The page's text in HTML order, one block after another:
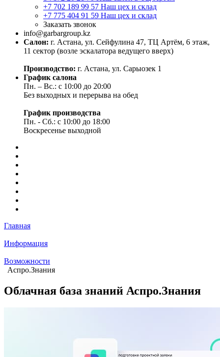
+7 702 189 99 57 Наш цех и склад
+7 775 404 91 59 Наш цех и склад
Заказать звонок
info@garbargroup.kz
Салон: г. Астана, ул. Сейфулина 47, ТЦ Артём, 6 этаж,
11 сектор (возле эскалатора ведущего вверх)
Производство: г. Астана, ул. Сарыозек 1
График салона
Пн. – Вс.: с 10:00 до 20:00
Без выходных и перерыва на обед
График производства
Пн. - Сб.: с 10:00 до 18:00
Воскресенье выходной
Главная
Информация
Возможности
Аспро.Знания
Облачная база знаний Аспро.Знания